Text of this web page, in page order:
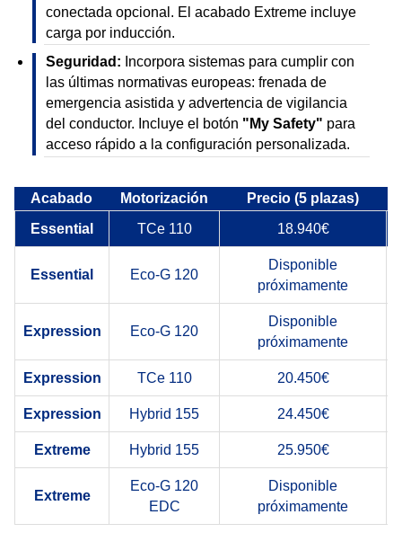
conectada opcional. El acabado Extreme incluye
carga por inducción.
Seguridad: Incorpora sistemas para cumplir con
las últimas normativas europeas: frenada de
emergencia asistida y advertencia de vigilancia
del conductor. Incluye el botón "My Safety" para
acceso rápido a la configuración personalizada.
Acabado Motorización
Precio (5 plazas)
Essential
TCe 110 18.940€
Essential Eco-G 120
Disponible
próximamente
Expression Eco-G 120
Disponible
próximamente
Expression TCe 110 20.450€
Expression Hybrid 155 24.450€
Extreme Hybrid 155 25.950€
Extreme
Eco-G 120
EDC
Disponible
próximamente